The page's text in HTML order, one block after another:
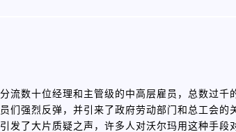
流数十位经理和主管级的中高层雇员，总数过千
们强烈反弹，并引来了政府劳动部门和总工会的
了大片质疑之声，许多人对沃尔玛用这种手段